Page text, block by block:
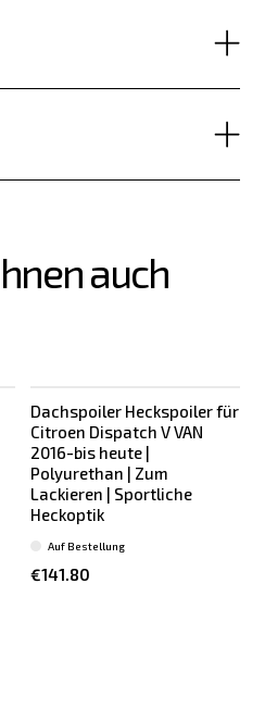
auch
Dachspoiler Heckspoiler für
Citroen Dispatch V VAN
2016-bis heute |
Polyurethan | Zum
Lackieren | Sportliche
Heckoptik
€141.80
Auf Bestellung